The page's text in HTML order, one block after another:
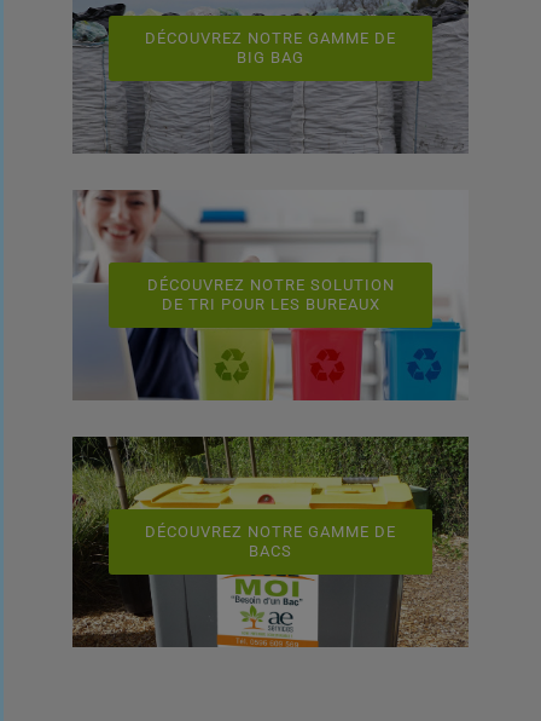
DÉCOUVREZ NOTRE GAMME DE
BIG BAG
DÉCOUVREZ NOTRE SOLUTION
DE TRI POUR LES BUREAUX
DÉCOUVREZ NOTRE GAMME DE
BACS